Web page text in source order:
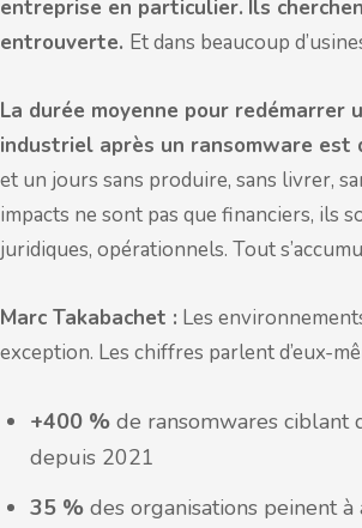
entreprise en particulier. Ils
entrouverte. Et dans beaucoup
La durée moyenne pour redémarrer
industriel après un ransomware est
et un jours sans produire, sans livrer,
impacts ne sont pas que financiers, ils
juridiques, opérationnels. Tout
Marc Takabachet : Les
exception. Les chiffres parlent d’eux-
+400 % de ransomwares ciblant
depuis 2021
35 % des organisations peinent